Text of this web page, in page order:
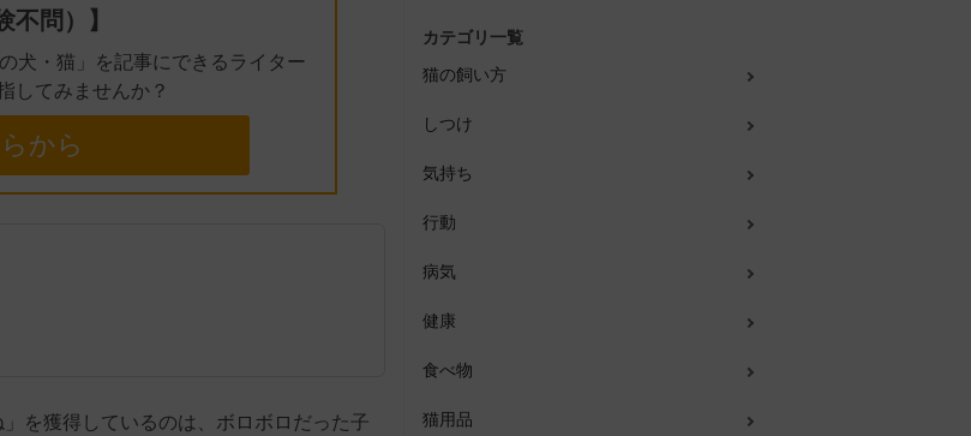
不問）】
犬・猫」を記事にできるライター
してみませんか？
から
を獲得しているのは、ボロボロだった子
カテゴリ一覧
猫の飼い方
しつけ
気持ち
行動
病気
健康
食べ物
猫用品